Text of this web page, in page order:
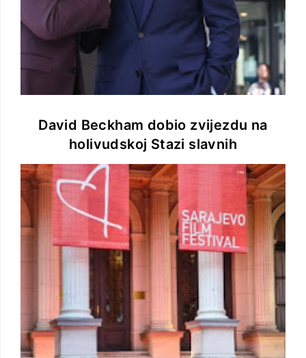
David Beckham dobio zvijezdu na
holivudskoj Stazi slavnih